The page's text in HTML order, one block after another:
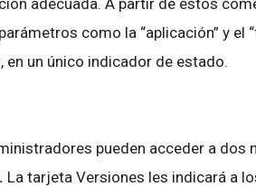
como la “aplicación” y el
en un único indicador de estado.
pueden acceder a dos
La tarjeta Versiones les indicará a